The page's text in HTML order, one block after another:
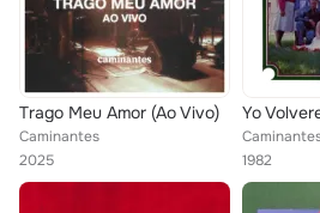
Trago Meu Amor (Ao Vivo)
Caminantes
2025
Yo
1982